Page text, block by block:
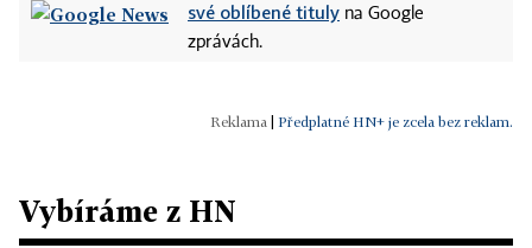
své oblíbené tituly na Google
zprávách.
Předplatné HN+ je zcela bez reklam.
Vybíráme z HN